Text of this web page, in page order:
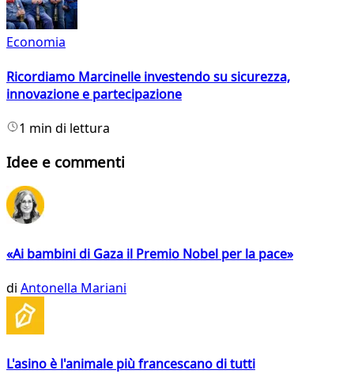
Economia
Ricordiamo Marcinelle investendo su sicurezza,
innovazione e partecipazione
1 min di lettura
Idee e commenti
«Ai bambini di Gaza il Premio Nobel per la pace»
di Antonella Mariani
L'asino è l'animale più francescano di tutti